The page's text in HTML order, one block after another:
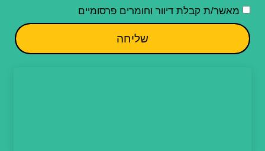
מאשר/ת קבלת דיוור וחומרים פרסומיים
שליחה